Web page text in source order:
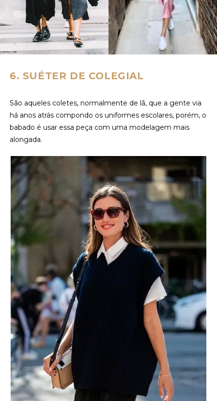
6. SUÉTER DE COLEGIAL
São aqueles coletes, normalmente de lã, que a gente via
há anos atrás compondo os uniformes escolares, porém, o
babado é usar essa peça com uma modelagem mais
alongada.